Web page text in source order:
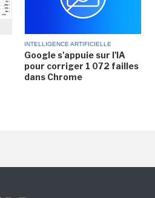
INTELLIGENCE ARTIFICIELLE
Google s'appuie sur l'IA
pour corriger 1 072 failles
dans Chrome